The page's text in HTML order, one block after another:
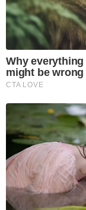
Why
might be wrong
CTA LOVE